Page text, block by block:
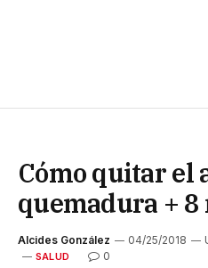
Cómo quitar el
quemadura + 8
Alcides González 04/25/2018
SALUD 0